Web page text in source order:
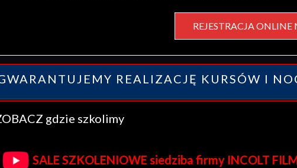
REJESTRACJA ONLINE
REALIZACJĘ KURSÓW I
gdzie szkolimy
SALE SZKOLENIOWE siedziba firmy INCOLT